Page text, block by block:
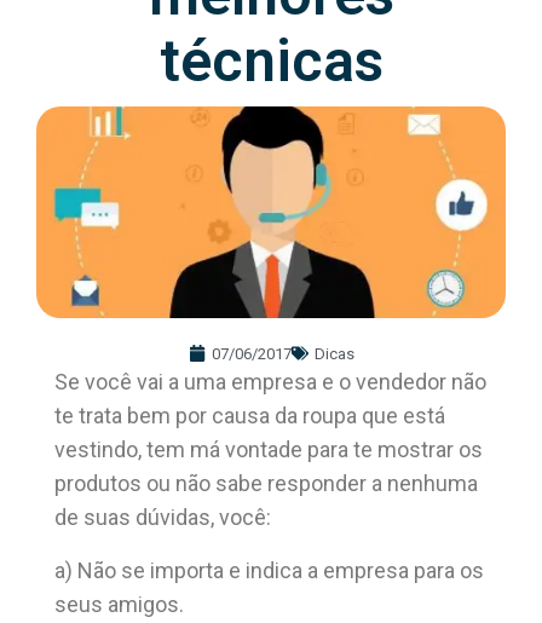
técnicas
07/06/2017 Dicas
Se você vai a uma empresa e o vendedor não
te trata bem por causa da roupa que está
vestindo, tem má vontade para te mostrar os
produtos ou não sabe responder a nenhuma
de suas dúvidas, você:
a) Não se importa e indica a empresa para os
seus amigos.